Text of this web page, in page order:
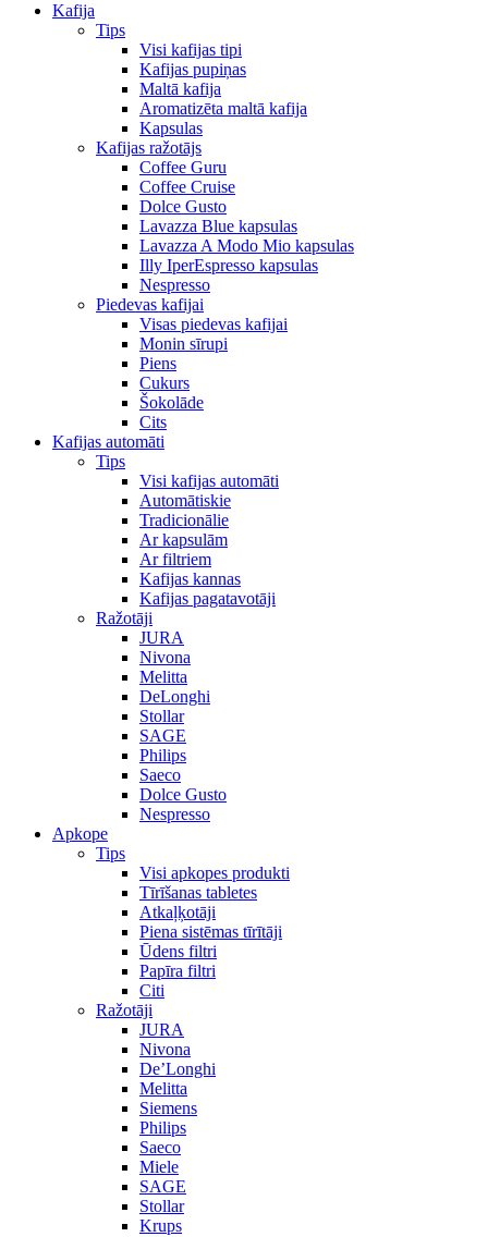
Kafija
Tips
Visi kafijas tipi
Kafijas pupiņas
Maltā kafija
Aromatizēta maltā kafija
Kapsulas
Kafijas ražotājs
Coffee Guru
Coffee Cruise
Dolce Gusto
Lavazza Blue kapsulas
Lavazza A Modo Mio kapsulas
Illy IperEspresso kapsulas
Nespresso
Piedevas kafijai
Visas piedevas kafijai
Monin sīrupi
Piens
Cukurs
Šokolāde
Cits
Kafijas automāti
Tips
Visi kafijas automāti
Automātiskie
Tradicionālie
Ar kapsulām
Ar filtriem
Kafijas kannas
Kafijas pagatavotāji
Ražotāji
JURA
Nivona
Melitta
DeLonghi
Stollar
SAGE
Philips
Saeco
Dolce Gusto
Nespresso
Apkope
Tips
Visi apkopes produkti
Tīrīšanas tabletes
Atkaļķotāji
Piena sistēmas tīrītāji
Ūdens filtri
Papīra filtri
Citi
Ražotāji
JURA
Nivona
De’Longhi
Melitta
Siemens
Philips
Saeco
Miele
SAGE
Stollar
Krups